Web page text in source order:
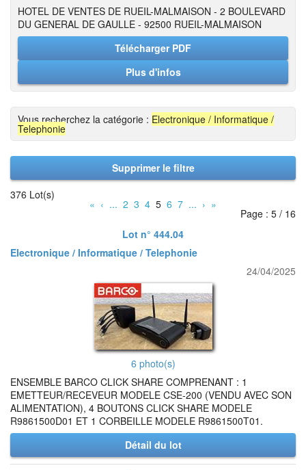
HOTEL DE VENTES DE RUEIL-MALMAISON - 2 BOULEVARD
DU GENERAL DE GAULLE - 92500 RUEIL-MALMAISON
Télécharger PDF
Plus d'infos
Vous recherchez la catégorie : Electronique / Informatique /
Telephonie
Supprimer le filtre
376 Lot(s)
« ‹ ... 2 3 4 5 6 7 ... › »
Page : 5 / 16
Lot n° 444.04
Electronique / Informatique / Telephonie
24/04/2025
6 photo(s)
ENSEMBLE BARCO CLICK SHARE COMPRENANT : 1
EMETTEUR/RECEVEUR MODELE CSE-200 (VENDU AVEC SON
ALIMENTATION), 4 BOUTONS CLICK SHARE MODELE
R9861500D01 ET 1 CORBEILLE MODELE R9861500T01.
Détail du lot